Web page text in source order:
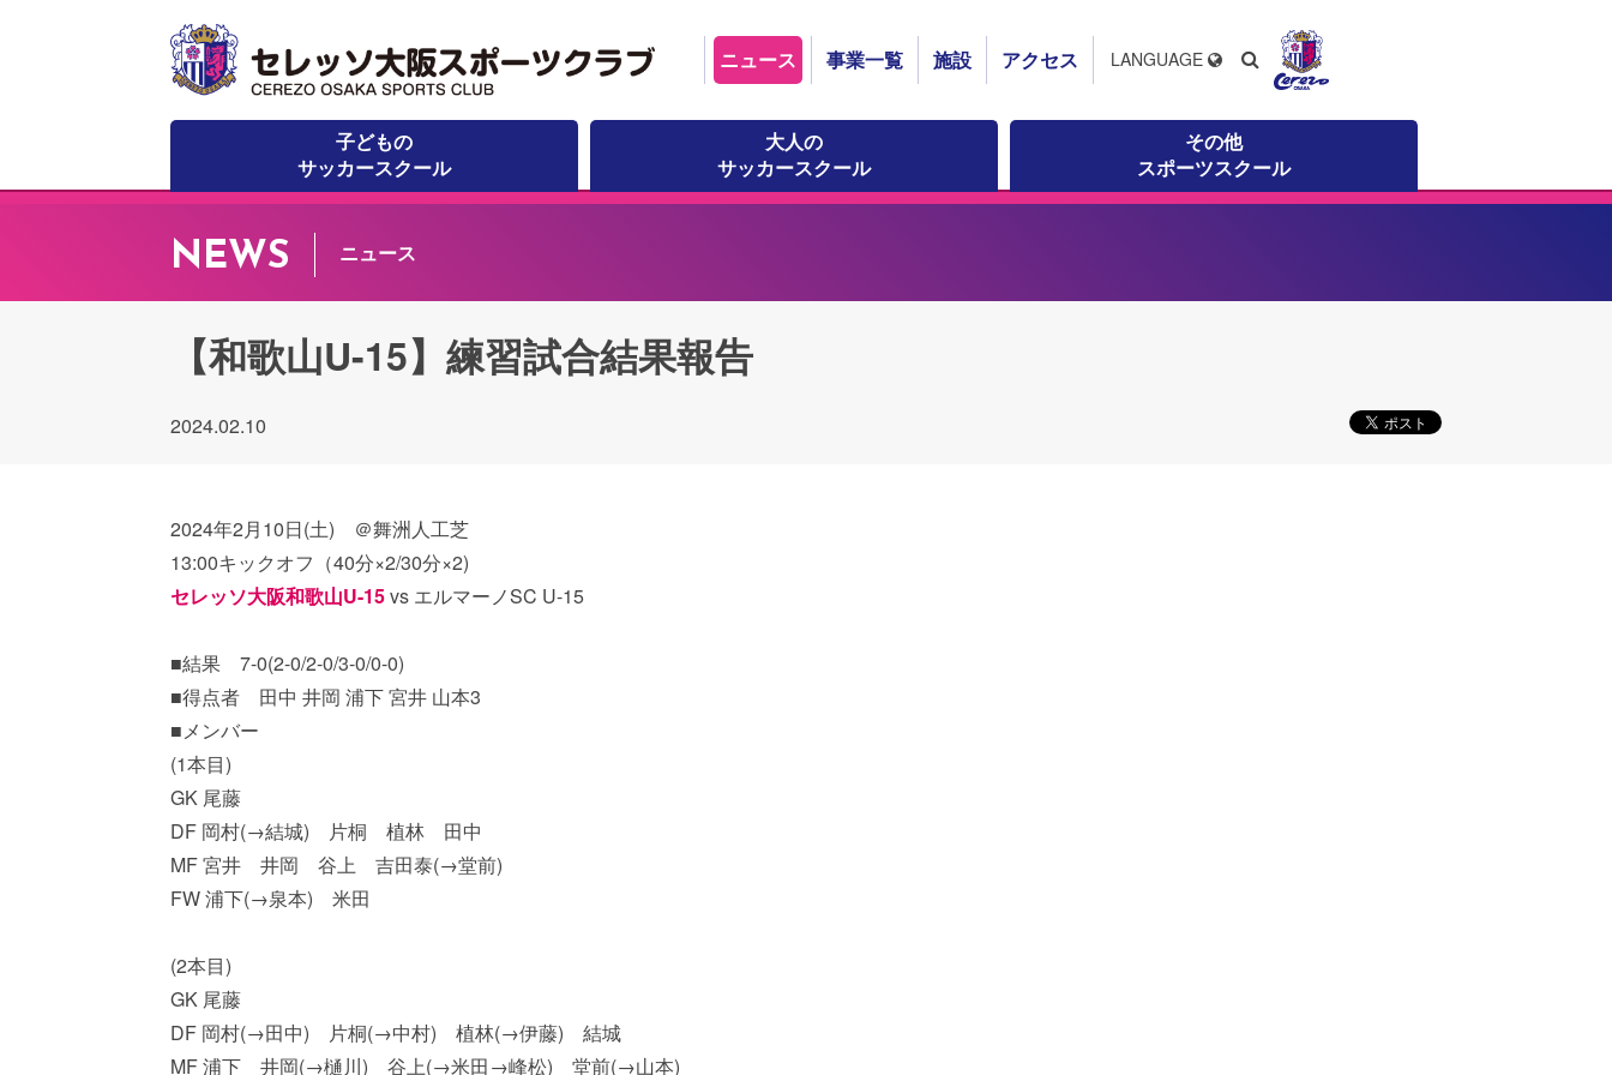
ニュース 事業一覧 施設 アクセス
子どもの
サッカースクール
大人の
サッカースクール
その他
スポーツスクール
LANGUAGE
NEWS ニュース
【和歌山U-15】練習試合結果報告
2024.02.10
2024年2月10日(土) ＠舞洲人工芝
13:00キックオフ（40分×2/30分×2)
セレッソ大阪和歌山U-15vs エルマーノSC U-15
■結果 7-0(2-0/2-0/3-0/0-0)
■得点者 田中 井岡 浦下 宮井 山本3
■メンバー
(1本目)
GK 尾藤
DF 岡村(→結城) 片桐 植林 田中
MF 宮井 井岡 谷上 吉田泰(→堂前)
FW 浦下(→泉本) 米田
(2本目)
GK 尾藤
DF 岡村(→田中) 片桐(→中村) 植林(→伊藤) 結城
MF 浦下 井岡(→樋川) 谷上(→米田→峰松) 堂前(→山本)